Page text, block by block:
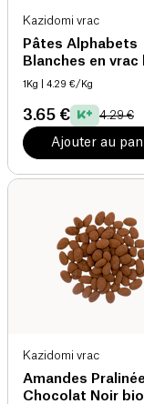
Kazidomi vrac
Pâtes Alphabets
Blanches en vrac
1Kg | 4.29 €/Kg
3.65 € 4.29 €
Ajouter au
Kazidomi vrac
Amandes
Chocolat Noir bio